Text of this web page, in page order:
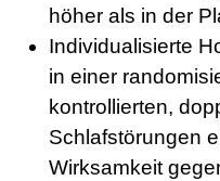
höher als in der
Individualisierte
in einer
kontrollierten,
Schlafstörungen
Wirksamkeit